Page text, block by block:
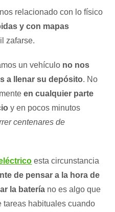
relacionado con lo físico
y con mapas
zafarse.
un vehículo no nos
a llenar su depósito. No
en cualquier parte
y en pocos minutos
centenares de
esta circunstancia
de pensar a la hora de
la batería no es algo que
tareas habituales cuando